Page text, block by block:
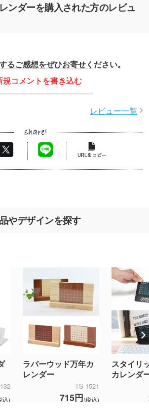
ンダーを購入された方のレビュ
るご感想をぜひお寄せください。
規コメントを書き込む
レビュー一覧
やデザインを探す
込)
ラバーウッド万年カ
レンダー
TS-1521
715円(税込)
スタイリ
カレンダ